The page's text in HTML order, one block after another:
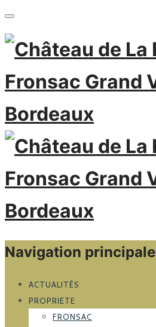
Navigation principale
ACTUALITÉS
PROPRIETE
FRONSAC